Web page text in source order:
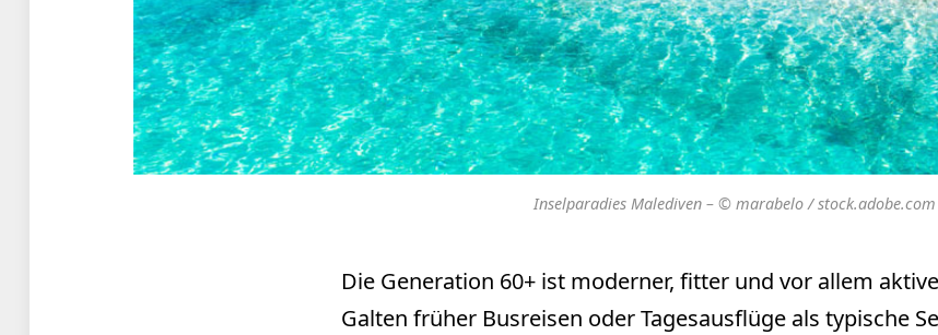
Inselparadies Malediven – © marabelo / stock.adobe.com
Die Generation 60+ ist moderner, fitter und vor allem
Galten früher Busreisen oder Tagesausflüge als typische